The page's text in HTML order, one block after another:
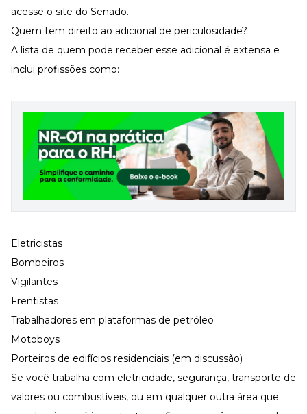
acesse o site do Senado.
Quem tem direito ao adicional de periculosidade?
A lista de quem pode receber esse adicional é extensa e
inclui profissões como:
Eletricistas
Bombeiros
Vigilantes
Frentistas
Trabalhadores em plataformas de petróleo
Motoboys
Porteiros de edifícios residenciais (em discussão)
Se você trabalha com eletricidade, segurança, transporte de
valores ou combustíveis, ou em qualquer outra área que